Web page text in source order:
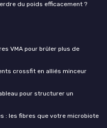
du poids efficacement ?
VMA pour brûler plus de
crossfit en alliés minceur
pour structurer un
: les fibres que votre microbiote